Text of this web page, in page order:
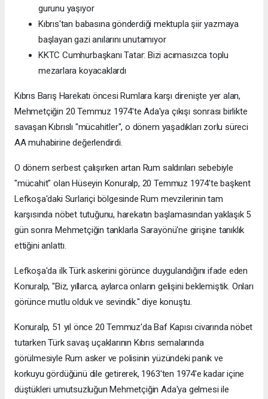
gurunu yaşıyor
Kıbrıs'tan babasına gönderdiği mektupla şiir yazmaya
başlayan gazi anılarını unutamıyor
KKTC Cumhurbaşkanı Tatar: Bizi acımasızca toplu
mezarlara koyacaklardı
Kıbrıs Barış Harekatı öncesi Rumlara karşı direnişte yer alan,
Mehmetçiğin 20 Temmuz 1974'te Ada'ya çıkışı sonrası birlikte
savaşan Kıbrıslı "mücahitler", o dönem yaşadıkları zorlu süreci
AA muhabirine değerlendirdi.
O dönem serbest çalışırken artan Rum saldırıları sebebiyle
"mücahit" olan Hüseyin Konuralp, 20 Temmuz 1974'te başkent
Lefkoşa'daki Surlariçi bölgesinde Rum mevzilerinin tam
karşısında nöbet tutuğunu, harekatın başlamasından yaklaşık 5
gün sonra Mehmetçiğin tanklarla Sarayönü'ne girişine tanıklık
ettiğini anlattı.
Lefkoşa'da ilk Türk askerini görünce duygulandığını ifade eden
Konuralp, "Biz, yıllarca, aylarca onların gelişini beklemiştik. Onları
görünce mutlu olduk ve sevindik." diye konuştu.
Konuralp, 51 yıl önce 20 Temmuz'da Baf Kapısı civarında nöbet
tutarken Türk savaş uçaklarının Kıbrıs semalarında
görülmesiyle Rum asker ve polisinin yüzündeki panik ve
korkuyu gördüğünü dile getirerek, 1963'ten 1974'e kadar içine
düştükleri umutsuzluğun Mehmetçiğin Ada'ya gelmesi ile